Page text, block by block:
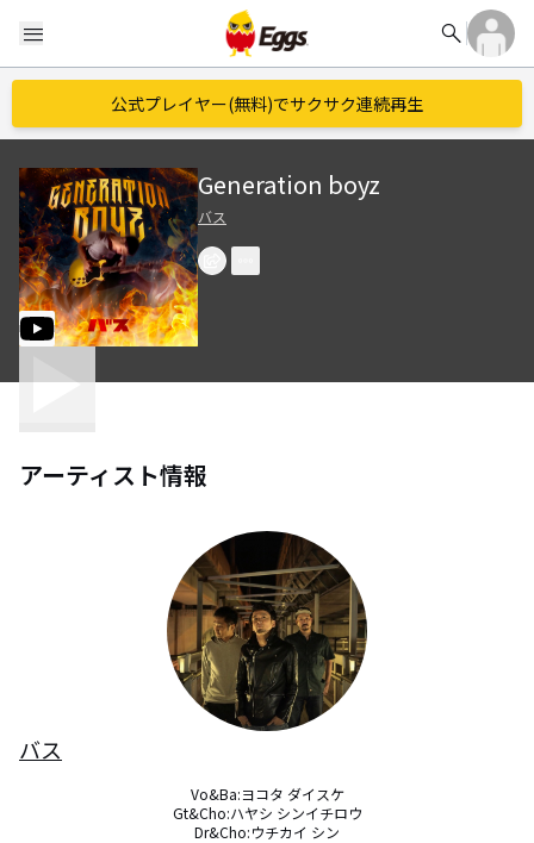
menu search
公式プレイヤー(無料)でサクサク連続再生
Generation boyz
バス
アーティスト情報
バス
Vo&Ba:ヨコタ ダイスケ
Gt&Cho:ハヤシ シンイチロウ
Dr&Cho:ウチカイ シン